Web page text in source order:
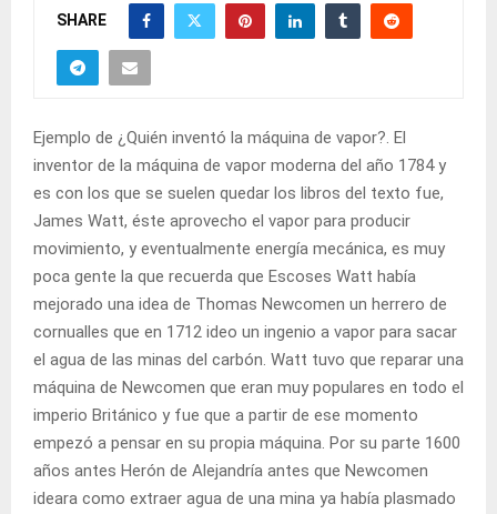
SHARE
Ejemplo de ¿Quién inventó la máquina de vapor?. El
inventor de la máquina de vapor moderna del año 1784 y
es con los que se suelen quedar los libros del texto fue,
James Watt, éste aprovecho el vapor para producir
movimiento, y eventualmente energía mecánica, es muy
poca gente la que recuerda que Escoses Watt había
mejorado una idea de Thomas Newcomen un herrero de
cornualles que en 1712 ideo un ingenio a vapor para sacar
el agua de las minas del carbón. Watt tuvo que reparar una
máquina de Newcomen que eran muy populares en todo el
imperio Británico y fue que a partir de ese momento
empezó a pensar en su propia máquina. Por su parte 1600
años antes Herón de Alejandría antes que Newcomen
ideara como extraer agua de una mina ya había plasmado